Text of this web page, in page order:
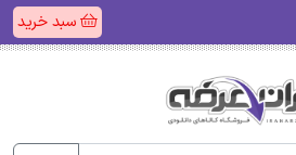
سبد خرید